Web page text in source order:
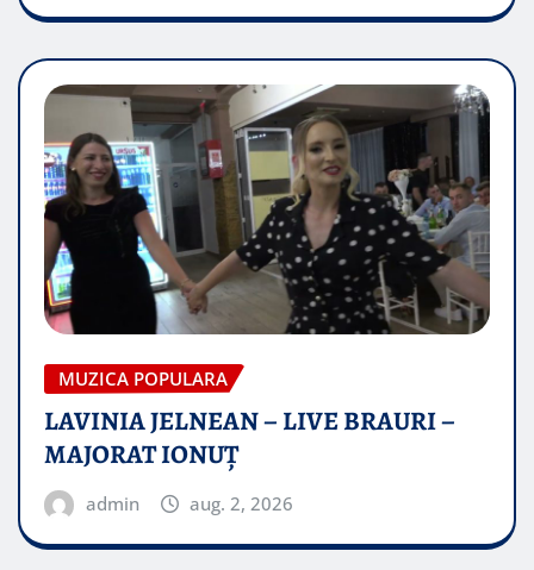
MUZICA POPULARA
LAVINIA JELNEAN – LIVE BRAURI –
MAJORAT IONUŢ
admin aug. 2, 2026